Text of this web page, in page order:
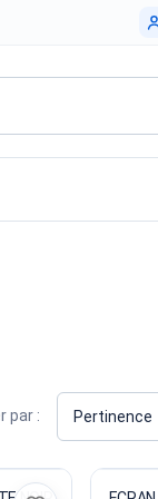
par : Pertinence